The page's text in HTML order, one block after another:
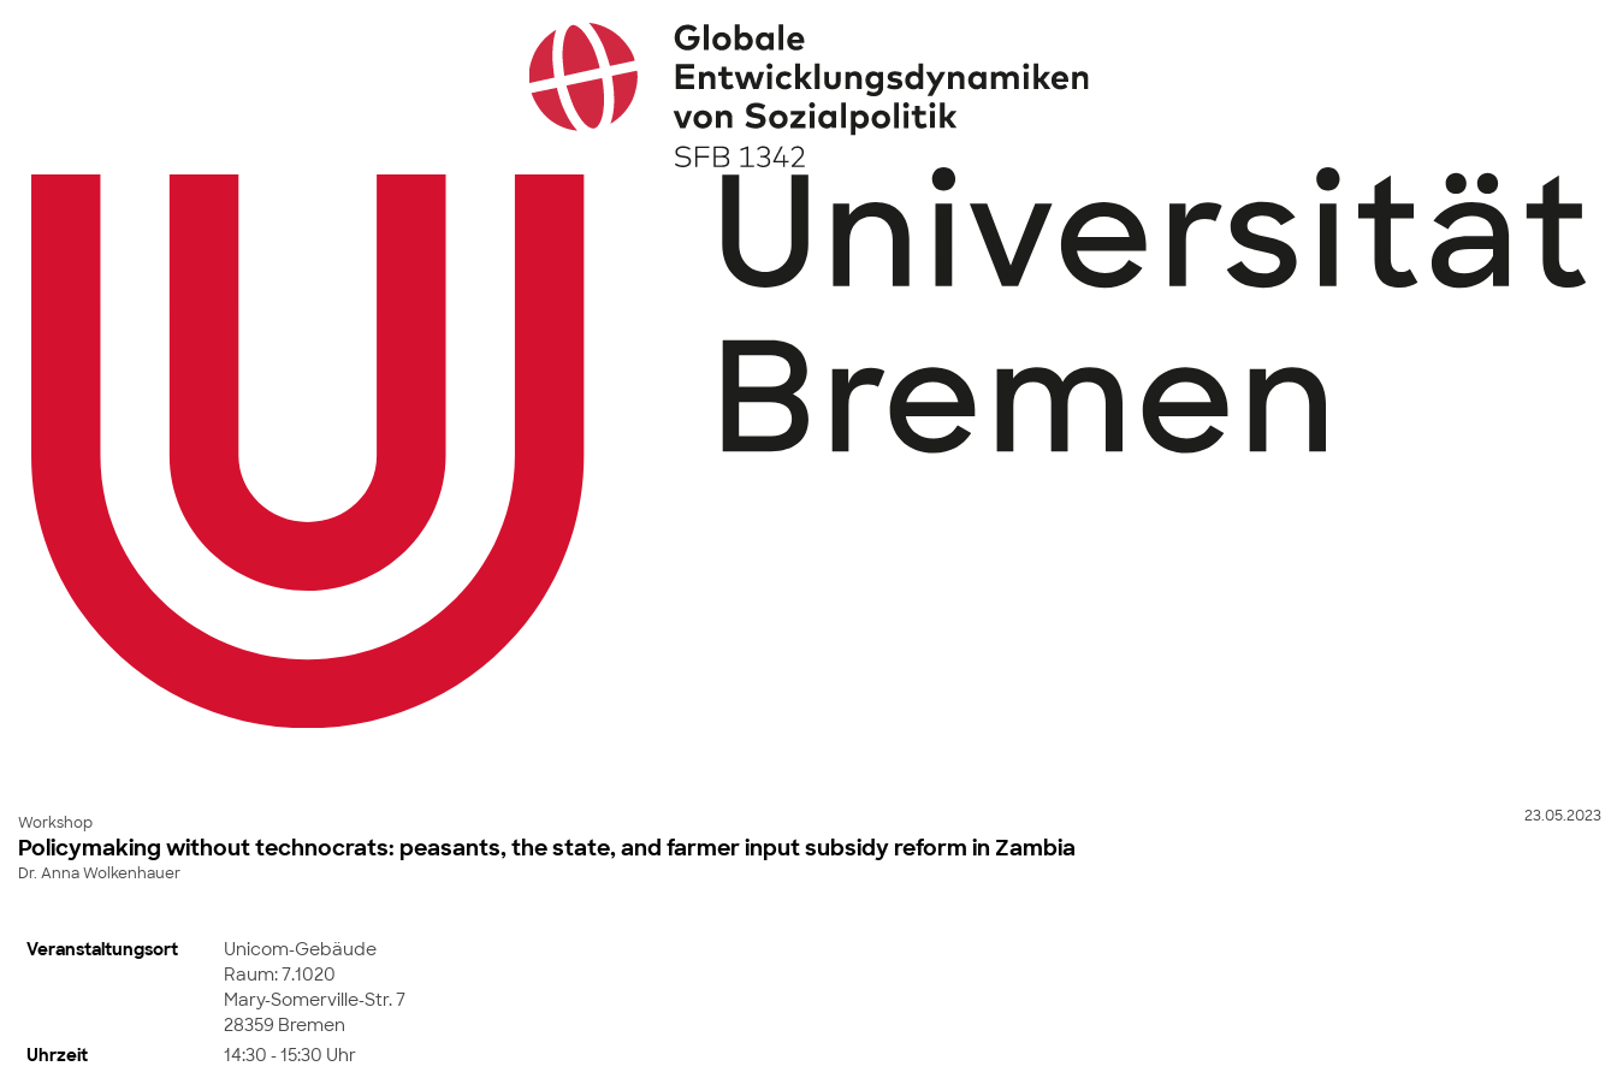
23.05.2023
Workshop
Policymaking without technocrats: peasants, the state, and farmer input subsidy reform in Zambia
Dr. Anna Wolkenhauer
Veranstaltungsort
Unicom-Gebäude
Raum: 7.1020
Mary-Somerville-Str. 7
28359 Bremen
Uhrzeit
14:30 - 15:30 Uhr